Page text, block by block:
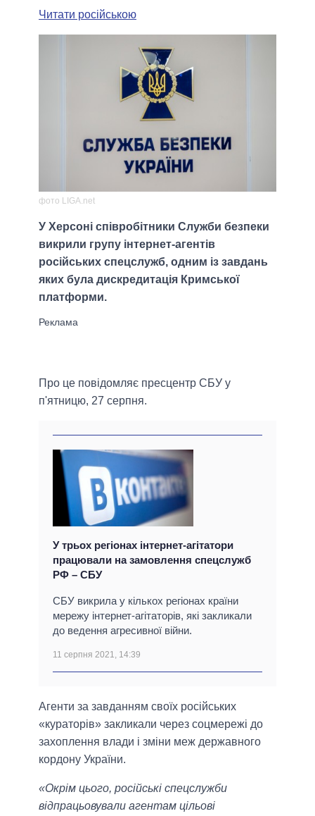
Читати російською
фото LIGA.net
У Херсоні співробітники Служби безпеки
викрили групу інтернет-агентів
російських спецслужб, одним із завдань
яких була дискредитація Кримської
платформи.
Про це повідомляє пресцентр СБУ у
п'ятницю, 27 серпня.
У трьох регіонах інтернет-агітатори
працювали на замовлення спецслужб
РФ – СБУ
СБУ викрила у кількох регіонах країни
мережу інтернет-агітаторів, які закликали
до ведення агресивної війни.
11 серпня 2021, 14:39
Агенти за завданням своїх російських
«кураторів» закликали через соцмережі до
захоплення влади і зміни меж державного
кордону України.
«Окрім цього, російські спецслужби
відпрацьовували агентам цільові